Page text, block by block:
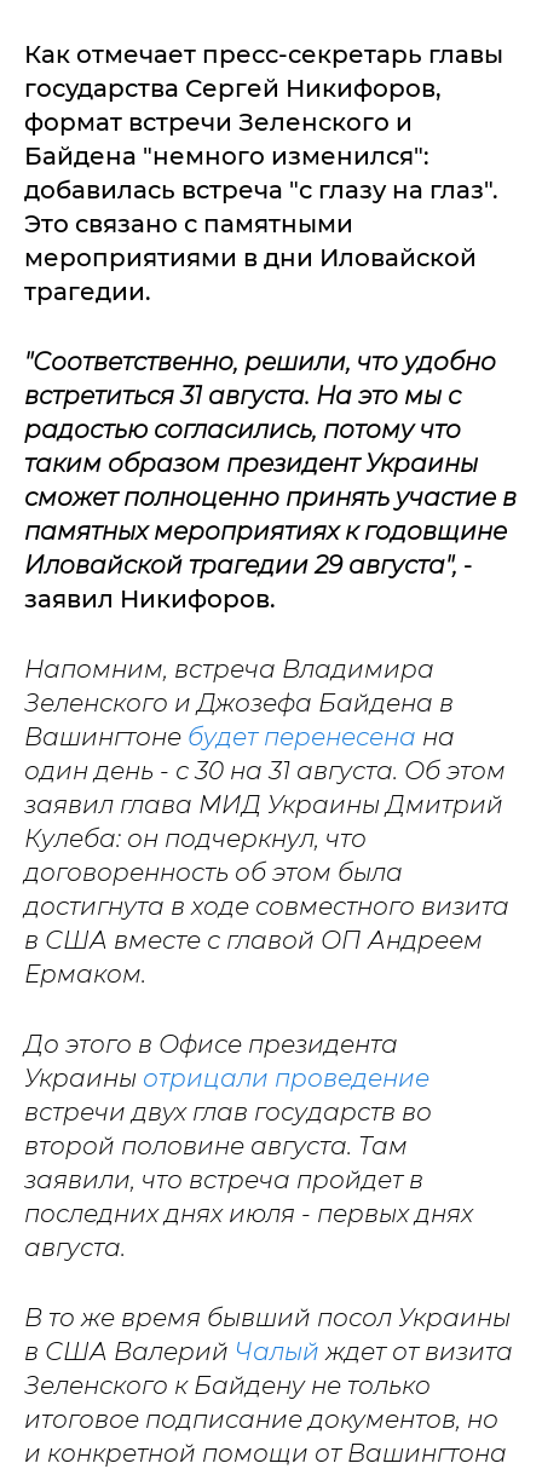
Как отмечает пресс-секретарь главы
государства Сергей Никифоров,
формат встречи Зеленского и
Байдена "немного изменился":
добавилась встреча "с глазу на глаз".
Это связано с памятными
мероприятиями в дни Иловайской
трагедии.
"Соответственно, решили, что удобно
встретиться 31 августа. На это мы с
радостью согласились, потому что
таким образом президент Украины
сможет полноценно принять участие в
памятных мероприятиях к годовщине
Иловайской трагедии 29 августа", -
заявил Никифоров.
Напомним, встреча Владимира
Зеленского и Джозефа Байдена в
Вашингтоне будет перенесена на
один день - с 30 на 31 августа. Об этом
заявил глава МИД Украины Дмитрий
Кулеба: он подчеркнул, что
договоренность об этом была
достигнута в ходе совместного визита
в США вместе с главой ОП Андреем
Ермаком.
До этого в Офисе президента
Украины отрицали проведение
встречи двух глав государств во
второй половине августа. Там
заявили, что встреча пройдет в
последних днях июля - первых днях
августа.
В то же время бывший посол Украины
в США Валерий Чалый ждет от визита
Зеленского к Байдену не только
итоговое подписание документов, но
и конкретной помощи от Вашингтона